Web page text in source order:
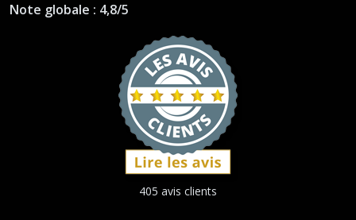
Note globale : 4,8/5
405 avis clients